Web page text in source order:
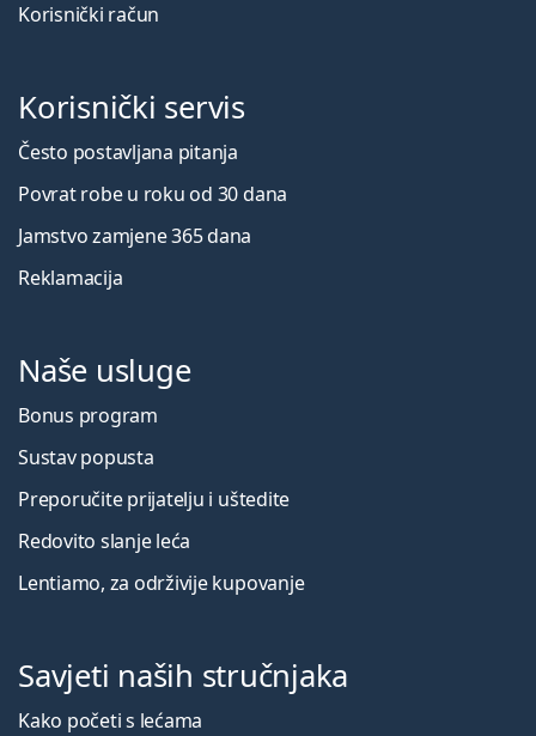
Korisnički račun
Korisnički servis
Često postavljana pitanja
Povrat robe u roku od 30 dana
Jamstvo zamjene 365 dana
Reklamacija
Naše usluge
Bonus program
Sustav popusta
Preporučite prijatelju i uštedite
Redovito slanje leća
Lentiamo, za održivije kupovanje
Savjeti naših stručnjaka
Kako početi s lećama